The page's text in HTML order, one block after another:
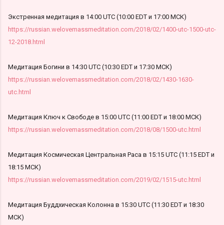
Экстренная медитация в 14:00 UTC (10:00 EDT и 17:00 МСК)
https://russian.welovemassmeditation.com/2018/02/1400-utc-1500-utc-
12-2018.html
Медитация Богини в 14:30 UTC (10:30 EDT и 17:30 МСК)
https://russian.welovemassmeditation.com/2018/02/1430-1630-
utc.html
Медитация Ключ к Свободе в 15:00 UTC (11:00 EDT и 18:00 МСК)
https://russian.welovemassmeditation.com/2018/08/1500-utc.html
Медитация Космическая Центральная Раса в 15:15 UTC (11:15 EDT и
18:15 МСК)
https://russian.welovemassmeditation.com/2019/02/1515-utc.html
Медитация Буддхическая Колонна в 15:30 UTC (11:30 EDT и 18:30
МСК)